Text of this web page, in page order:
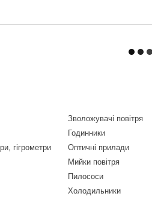
гігрометри
Зволожувачі повітря
Годинники
Оптичні прилади
Мийки повітря
Пилососи
Холодильники